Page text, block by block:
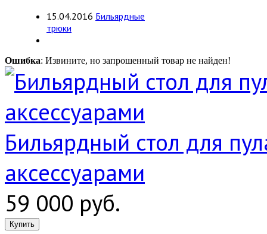
15.04.2016 Бильярдные
трюки
Ошибка: Извините, но запрошенный товар не найден!
Бильярдный стол для
аксессуарами
59 000 руб.